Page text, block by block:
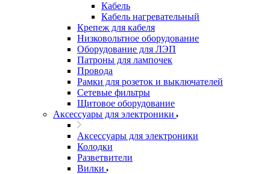
Кабель
Кабель нагревательный
Крепеж для кабеля
Низковольтное оборудование
Оборудование для ЛЭП
Патроны для лампочек
Провода
Рамки для розеток и выключателей
Сетевые фильтры
Щитовое оборудование
Аксессуары для электроники
Аксессуары для электроники
Колодки
Разветвители
Вилки